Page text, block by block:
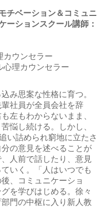
チベーション＆コミュニ
ーションスクール講師：
カウンセラー
心理カウンセラー
み思案な性格に育つ。
社員が全員会社を辞
左もわからないまま、
悩し続ける。しかし、
い詰められ窮地に立たさ
の意見を述べることが
人前で話したり、意見
いく。「人はいつでも
、コミュニケーショ
を学びはじめる。徐々
門の中枢に入り新人教